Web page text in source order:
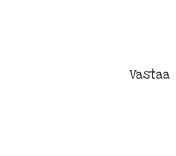
Vastaa